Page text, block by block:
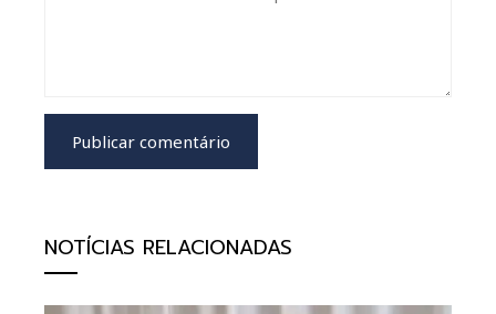
NOTÍCIAS RELACIONADAS